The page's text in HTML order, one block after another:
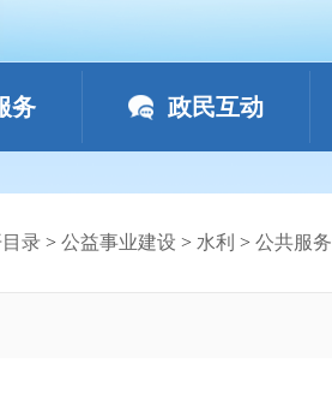
务 政民互动
录 > 公益事业建设 > 水利 > 公共服务